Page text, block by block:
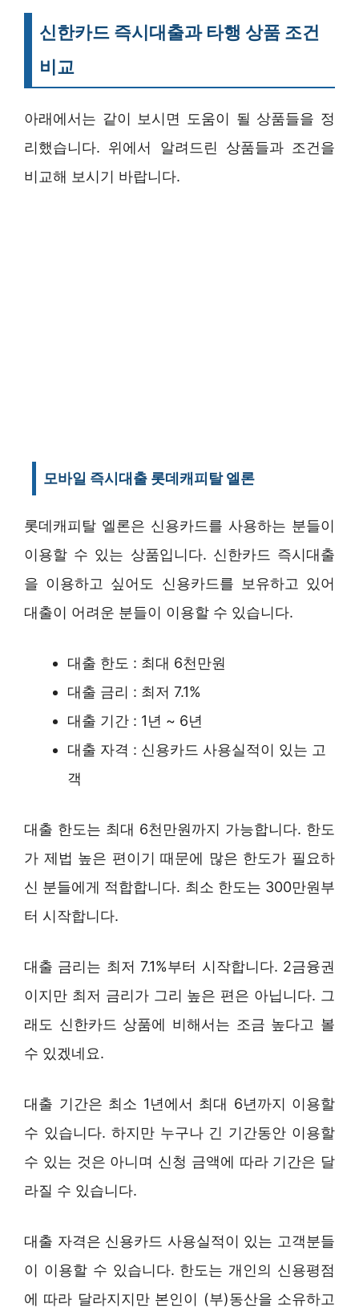
신한카드 즉시대출과 타행 상품 조건
비교
아래에서는 같이 보시면 도움이 될 상품들을 정
리했습니다. 위에서 알려드린 상품들과 조건을
비교해 보시기 바랍니다.
모바일 즉시대출 롯데캐피탈 엘론
롯데캐피탈 엘론은 신용카드를 사용하는 분들이
이용할 수 있는 상품입니다. 신한카드 즉시대출
을 이용하고 싶어도 신용카드를 보유하고 있어
대출이 어려운 분들이 이용할 수 있습니다.
대출 한도 : 최대 6천만원
대출 금리 : 최저 7.1%
대출 기간 : 1년 ~ 6년
대출 자격 : 신용카드 사용실적이 있는 고
객
대출 한도는 최대 6천만원까지 가능합니다. 한도
가 제법 높은 편이기 때문에 많은 한도가 필요하
신 분들에게 적합합니다. 최소 한도는 300만원부
터 시작합니다.
대출 금리는 최저 7.1%부터 시작합니다. 2금융권
이지만 최저 금리가 그리 높은 편은 아닙니다. 그
래도 신한카드 상품에 비해서는 조금 높다고 볼
수 있겠네요.
대출 기간은 최소 1년에서 최대 6년까지 이용할
수 있습니다. 하지만 누구나 긴 기간동안 이용할
수 있는 것은 아니며 신청 금액에 따라 기간은 달
라질 수 있습니다.
대출 자격은 신용카드 사용실적이 있는 고객분들
이 이용할 수 있습니다. 한도는 개인의 신용평점
에 따라 달라지지만 본인이 (부)동산을 소유하고